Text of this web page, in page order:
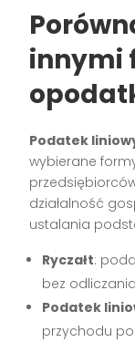
innymi
Podatek
wybierane
działalność
ustalania
Ryczałt:
bez
Podatek
przychodu